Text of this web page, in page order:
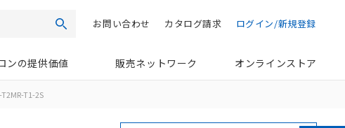
検索 ログイン/新規登録
カタログ請求
お問い合わせ
ンの提供価値 販売ネットワーク オンラインストア
T1-2S